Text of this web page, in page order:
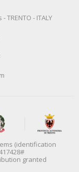
TRENTO - ITALY
(identification
granted